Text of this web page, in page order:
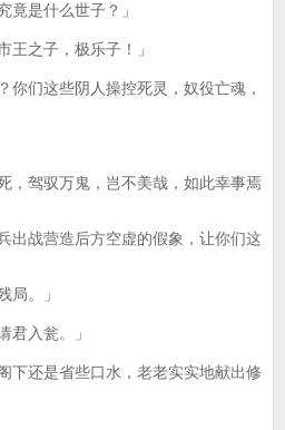
是什么世子？」
之子，极乐子！」
们这些阴人操控死灵，奴役亡魂，
驾驭万鬼，岂不美哉，如此幸事焉
出战营造后方空虚的假象，让你们这
局。」
入瓮。」
还是省些口水，老老实实地献出修